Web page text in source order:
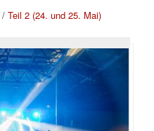
/Teil 2 (24. und 25. Mai)